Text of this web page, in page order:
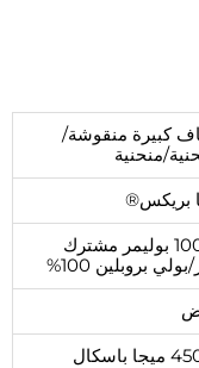
كبيرة منقوشة/
منحنية
بريكس®
100% بوليمر مشترك
بروبلين 100%